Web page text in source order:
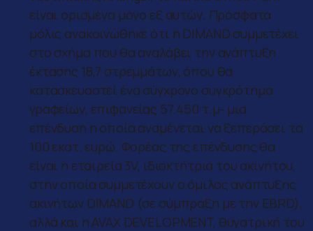
είναι ορισμένα μόνο εξ αυτών. Πρόσφατα
μόλις ανακοινώθηκε ότι η DIMAND συμμετέχει
στο σχήμα που θα αναλάβει την ανάπτυξη
έκτασης 18,7 στρεμμάτων, όπου θα
κατασκευαστεί ένα σύγχρονο συγκρότημα
γραφείων, επιφανείας 57.450 τ.μ- μια
επένδυση η οποία αναμένεται να ξεπεράσει τα
100 εκατ. ευρώ. Φορέας της επένδυσης θα
είναι η εταιρεία 3V, ιδιοκτήτρια του ακινήτου,
στην οποία συμμετέχουν ο όμιλος ανάπτυξης
ακινήτων DIMAND (σε σύμπραξη με την EBRD),
αλλά και η AVAX DEVELOPMENT, θυγατρική του